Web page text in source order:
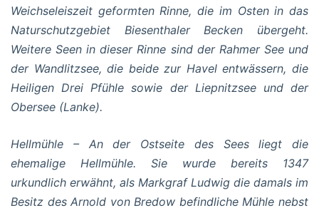
Weichseleiszeit geformten Rinne, die im Osten in das
Naturschutzgebiet Biesenthaler Becken übergeht.
Weitere Seen in dieser Rinne sind der Rahmer See und
der Wandlitzsee, die beide zur Havel entwässern, die
Heiligen Drei Pfühle sowie der Liepnitzsee und der
Obersee (Lanke).
Hellmühle – An der Ostseite des Sees liegt die
ehemalige Hellmühle. Sie wurde bereits 1347
urkundlich erwähnt, als Markgraf Ludwig die damals im
Besitz des Arnold von Bredow befindliche Mühle nebst